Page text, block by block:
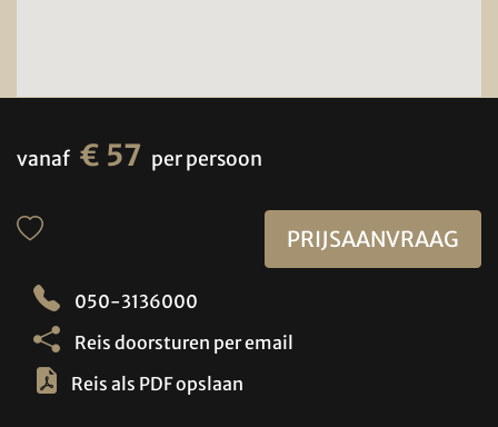
vanaf € 57 per persoon
PRIJSAANVRAAG
050-3136000
Reis doorsturen per email
Reis als PDF opslaan